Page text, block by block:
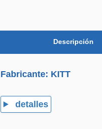
Descripción
Fabricante: KITT
detalles